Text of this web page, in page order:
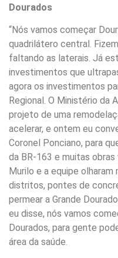
Dourados
“Nós vamos começar
quadrilátero central.
faltando as laterais. Já
investimentos que
agora os investimentos
Regional. O Ministério da
projeto de uma
acelerar, e ontem eu
Coronel Ponciano, para
da BR-163 e muitas
Murilo e a equipe
distritos, pontes de
permear a Grande
eu disse, nós vamos
Dourados, para gente
área da saúde.